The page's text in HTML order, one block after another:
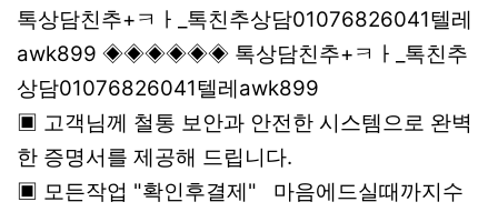
톡상담친추+ㅋㅏ_톡친추상담01076826041텔레
awk899 ◈◈◈◈◈◈ 톡상담친추+ㅋㅏ_톡친추
상담01076826041텔레awk899
▣ 고객님께 철통 보안과 안전한 시스템으로 완벽
한 증명서를 제공해 드립니다.
▣ 모든작업 "확인후결제" 마음에드실때까지수